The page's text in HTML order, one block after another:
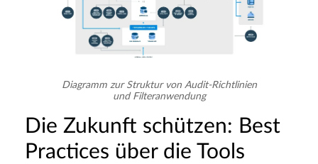
Diagramm zur Struktur von Audit-Richtlinien
und Filteranwendung
Die Zukunft schützen: Best
Practices über die Tools